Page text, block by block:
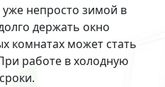
непросто зимой в
держать окно
комнатах может стать
работе в холодную